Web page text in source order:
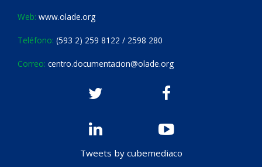
Web: www.olade.org
Teléfono: (593 2) 259 8122 / 2598 280
Correo: centro.documentacion@olade.org
Tweets by cubemediaco